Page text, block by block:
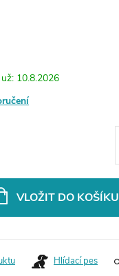
10.8.2026
VLOŽIT DO KOŠÍKU
Hlídací pes